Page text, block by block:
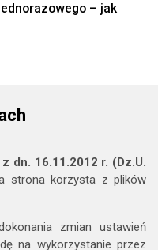
– jak
dn. 16.11.2012 r. (Dz.U.
strona korzysta z plików
zmian ustawień
na wykorzystanie przez